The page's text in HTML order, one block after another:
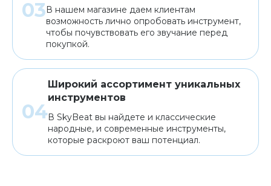
В нашем магазине даем клиентам
возможность лично опробовать инструмент,
чтобы почувствовать его звучание перед
покупкой.
Широкий ассортимент уникальных
инструментов
В SkyBeat вы найдете и классические
народные, и современные инструменты,
которые раскроют ваш потенциал.